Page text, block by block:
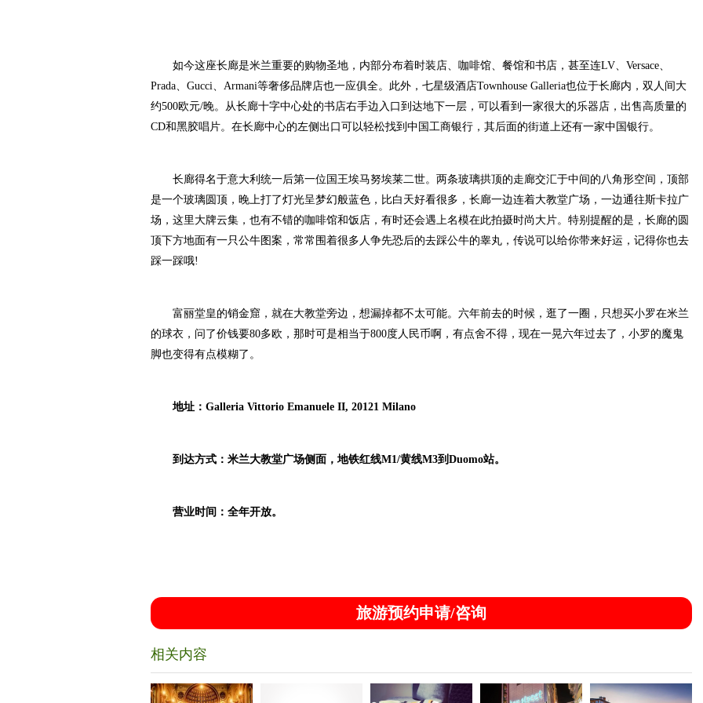
如今这座长廊是米兰重要的购物圣地，内部分布着时装店、咖啡馆、餐馆和书店，甚至连LV、Versace、
Prada、Gucci、Armani等奢侈品牌店也一应俱全。此外，七星级酒店Townhouse Galleria也位于长廊内，双人间大
约500欧元/晚。从长廊十字中心处的书店右手边入口到达地下一层，可以看到一家很大的乐器店，出售高质量的
CD和黑胶唱片。在长廊中心的左侧出口可以轻松找到中国工商银行，其后面的街道上还有一家中国银行。
长廊得名于意大利统一后第一位国王埃马努埃莱二世。两条玻璃拱顶的走廊交汇于中间的八角形空间，顶部
是一个玻璃圆顶，晚上打了灯光呈梦幻般蓝色，比白天好看很多，长廊一边连着大教堂广场，一边通往斯卡拉广
场，这里大牌云集，也有不错的咖啡馆和饭店，有时还会遇上名模在此拍摄时尚大片。特别提醒的是，长廊的圆
顶下方地面有一只公牛图案，常常围着很多人争先恐后的去踩公牛的睾丸，传说可以给你带来好运，记得你也去
踩一踩哦!
富丽堂皇的销金窟，就在大教堂旁边，想漏掉都不太可能。六年前去的时候，逛了一圈，只想买小罗在米兰
的球衣，问了价钱要80多欧，那时可是相当于800度人民币啊，有点舍不得，现在一晃六年过去了，小罗的魔鬼
脚也变得有点模糊了。
地址：Galleria Vittorio Emanuele II, 20121 Milano
到达方式：米兰大教堂广场侧面，地铁红线M1/黄线M3到Duomo站。
营业时间：全年开放。
旅游预约申请/咨询
相关内容